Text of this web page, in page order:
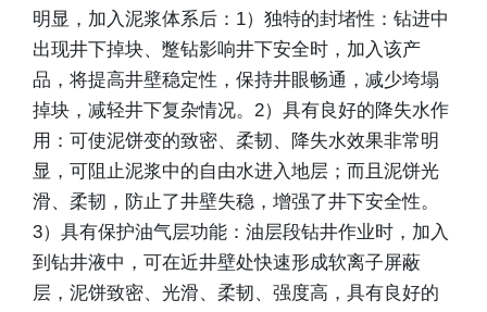
明显，加入泥浆体系后：1）独特的封堵性：钻进中
出现井下掉块、蹩钻影响井下安全时，加入该产
品，将提高井壁稳定性，保持井眼畅通，减少垮塌
掉块，减轻井下复杂情况。2）具有良好的降失水作
用：可使泥饼变的致密、柔韧、降失水效果非常明
显，可阻止泥浆中的自由水进入地层；而且泥饼光
滑、柔韧，防止了井壁失稳，增强了井下安全性。
3）具有保护油气层功能：油层段钻井作业时，加入
到钻井液中，可在近井壁处快速形成软离子屏蔽
层，泥饼致密、光滑、柔韧、强度高，具有良好的